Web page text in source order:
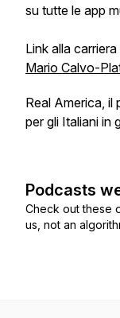
su tutte le app
Link alla
Mario Calvo-
Real America,
per gli Italiani in
Podcasts
Check out these
us, not an